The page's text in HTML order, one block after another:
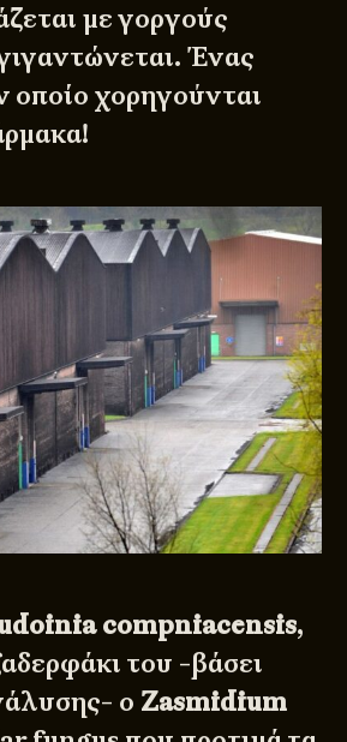
με γοργούς
Ένας
οποίο χορηγούνται
compniacensis,
του -βάσει
ο Zasmidium